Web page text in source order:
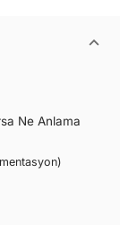
expand_more
Ne Anlama